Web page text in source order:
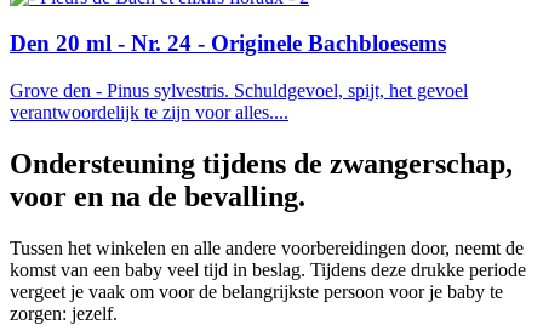
Den 20 ml - Nr. 24 - Originele Bachbloesems
Grove den - Pinus sylvestris. Schuldgevoel, spijt, het gevoel
verantwoordelijk te zijn voor alles....
Ondersteuning tijdens de zwangerschap,
voor en na de bevalling.
Tussen het winkelen en alle andere voorbereidingen door, neemt de
komst van een baby veel tijd in beslag. Tijdens deze drukke periode
vergeet je vaak om voor de belangrijkste persoon voor je baby te
zorgen: jezelf.